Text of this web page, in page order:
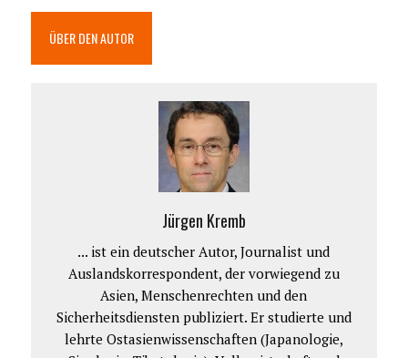
ÜBER DEN AUTOR
Jürgen Kremb
... ist ein deutscher Autor, Journalist und
Auslandskorrespondent, der vorwiegend zu
Asien, Menschenrechten und den
Sicherheitsdiensten publiziert. Er studierte und
lehrte Ostasienwissenschaften (Japanologie,